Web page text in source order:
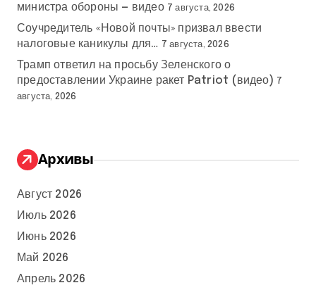
министра обороны — видео 7 августа, 2026
Соучредитель «Новой почты» призвал ввести
налоговые каникулы для…
7 августа, 2026
Трамп ответил на просьбу Зеленского о
предоставлении Украине ракет Patriot (видео) 7
августа, 2026
Архивы
Август 2026
Июль 2026
Июнь 2026
Май 2026
Апрель 2026